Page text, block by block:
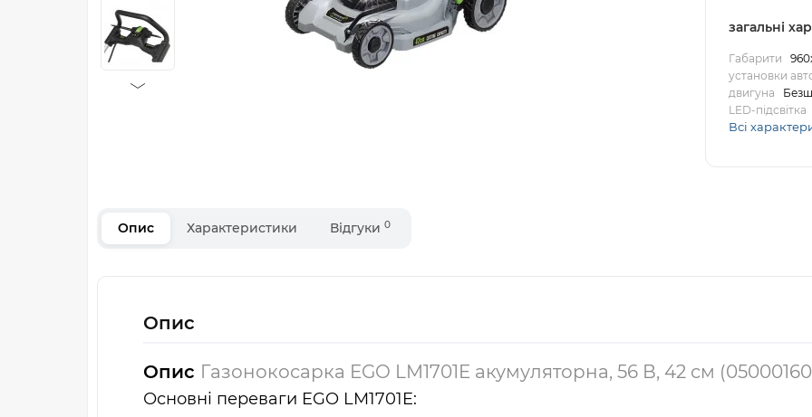
загальні
Габарити
установки
двигуна
LED-підсвітка
Всі
Опис Характеристики Відгуки 0
Опис
Опис Газонокосарка EGO LM1701E акумуляторна, 56 В, 42 см
Основні переваги EGO LM1701E: